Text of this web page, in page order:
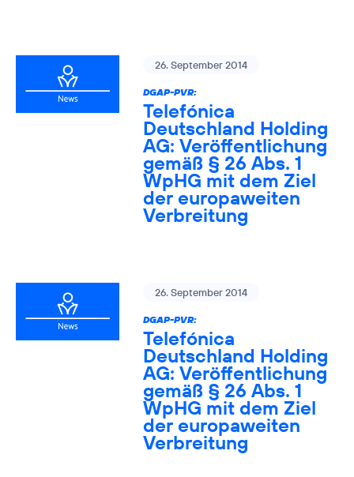
26. September 2014
DGAP-PVR:
Telefónica
Deutschland Holding
AG: Veröffentlichung
gemäß § 26 Abs. 1
WpHG mit dem Ziel
der europaweiten
Verbreitung
26. September 2014
DGAP-PVR:
Telefónica
Deutschland Holding
AG: Veröffentlichung
gemäß § 26 Abs. 1
WpHG mit dem Ziel
der europaweiten
Verbreitung